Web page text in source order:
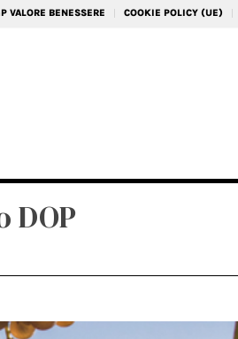
VALORE BENESSERE COOKIE POLICY (UE)
DOP